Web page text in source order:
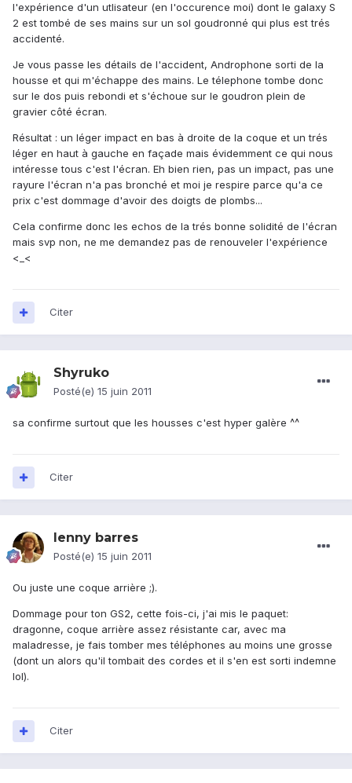
l'expérience d'un utlisateur (en l'occurence moi) dont le galaxy S
2 est tombé de ses mains sur un sol goudronné qui plus est trés
accidenté.
Je vous passe les détails de l'accident, Androphone sorti de la
housse et qui m'échappe des mains. Le télephone tombe donc
sur le dos puis rebondi et s'échoue sur le goudron plein de
gravier côté écran.
Résultat : un léger impact en bas à droite de la coque et un trés
léger en haut à gauche en façade mais évidemment ce qui nous
intéresse tous c'est l'écran. Eh bien rien, pas un impact, pas une
rayure l'écran n'a pas bronché et moi je respire parce qu'a ce
prix c'est dommage d'avoir des doigts de plombs...
Cela confirme donc les echos de la trés bonne solidité de l'écran
mais svp non, ne me demandez pas de renouveler l'expérience
<_<
Citer
Shyruko
Posté(e) 15 juin 2011
sa confirme surtout que les housses c'est hyper galère ^^
Citer
lenny barres
Posté(e) 15 juin 2011
Ou juste une coque arrière ;).
Dommage pour ton GS2, cette fois-ci, j'ai mis le paquet:
dragonne, coque arrière assez résistante car, avec ma
maladresse, je fais tomber mes téléphones au moins une grosse
(dont un alors qu'il tombait des cordes et il s'en est sorti indemne
lol).
Citer